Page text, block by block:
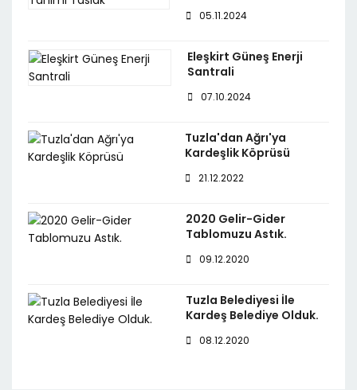
05.11.2024
Eleşkirt Güneş Enerji
Santrali
07.10.2024
Tuzla'dan Ağrı'ya
Kardeşlik Köprüsü
21.12.2022
2020 Gelir-Gider
Tablomuzu Astık.
09.12.2020
Tuzla Belediyesi İle
Kardeş Belediye Olduk.
08.12.2020